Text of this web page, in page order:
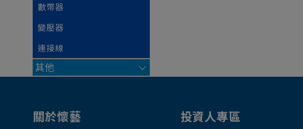
數幣器
變壓器
連接線
其他
關於懷藝
投資人專區